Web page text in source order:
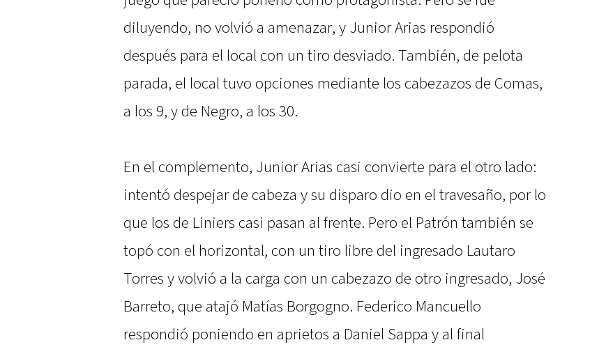
diluyendo, no volvió a amenazar, y Junior Arias respondió
después para el local con un tiro desviado. También, de pelota
parada, el local tuvo opciones mediante los cabezazos de Comas,
a los 9, y de Negro, a los 30.
En el complemento, Junior Arias casi convierte para el otro lado:
intentó despejar de cabeza y su disparo dio en el travesaño, por lo
que los de Liniers casi pasan al frente. Pero el Patrón también se
topó con el horizontal, con un tiro libre del ingresado Lautaro
Torres y volvió a la carga con un cabezazo de otro ingresado, José
Barreto, que atajó Matías Borgogno. Federico Mancuello
respondió poniendo en aprietos a Daniel Sappa y al final